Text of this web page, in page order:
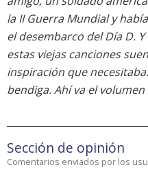
la II Guerra Mundial y
el desembarco del Día D.
estas viejas canciones
inspiración que
bendiga. Ahí va el volumen
Sección de opinión
Comentarios enviados por los